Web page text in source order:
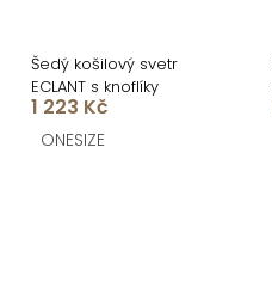
Šedý košilový svetr
ECLANT s knoflíky
1 223 Kč
ONESIZE